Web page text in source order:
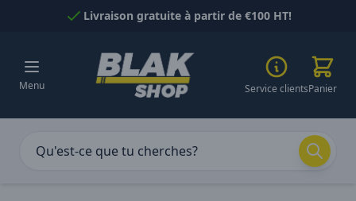
Passer au contenuLivraison gratuite à partir de €100 HT!
Menu Service clientsPanier